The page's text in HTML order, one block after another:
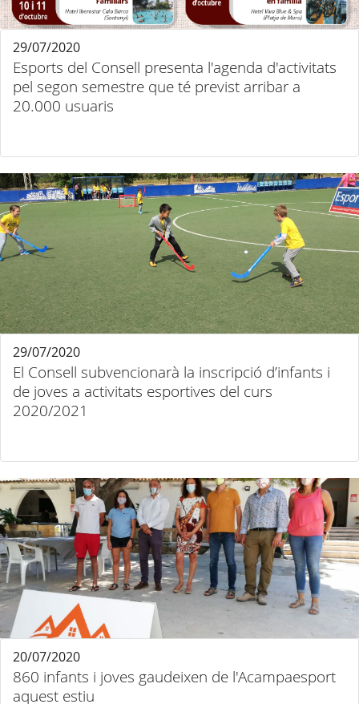
Esports del Consell presenta l'agenda d'activitats
pel segon semestre que té previst arribar a
20.000 usuaris
29/07/2020
El Consell subvencionarà la inscripció d’infants i
de joves a activitats esportives del curs
2020/2021
29/07/2020
860 infants i joves gaudeixen de l'Acampaesport
aquest estiu
20/07/2020